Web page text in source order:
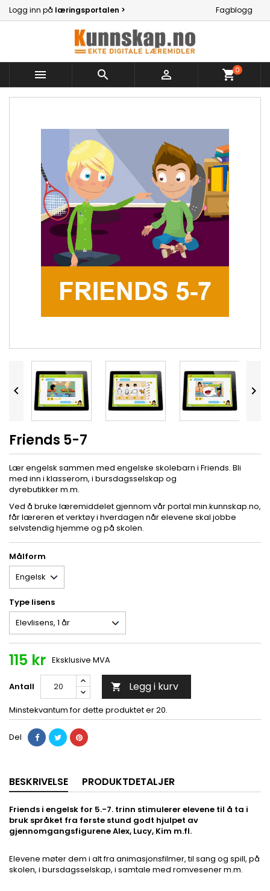
Logg inn på læringsportalen > Fagblogg
   shopping_cart0
 
Friends 5-7
Lær engelsk sammen med engelske skolebarn i Friends. Bli
med inn i klasserom, i bursdagsselskap og
dyrebutikker m.m.
Ved å bruke læremiddelet gjennom vår portal min.kunnskap.no,
får læreren et verktøy i hverdagen når elevene skal jobbe
selvstendig hjemme og på skolen.
Målform
Type lisens
115 kr Eksklusive MVA
Antall  Legg i kurv
Minstekvantum for dette produktet er 20.
Del
BESKRIVELSE PRODUKTDETALJER
Friends i engelsk for 5.-7. trinn stimulerer elevene til å ta i
bruk språket fra første stund godt hjulpet av
gjennomgangsfigurene Alex, Lucy, Kim m.fl.
Elevene møter dem i alt fra animasjonsfilmer, til sang og spill, på
skolen, i bursdagsselskap, i samtale med romvesener m.m.